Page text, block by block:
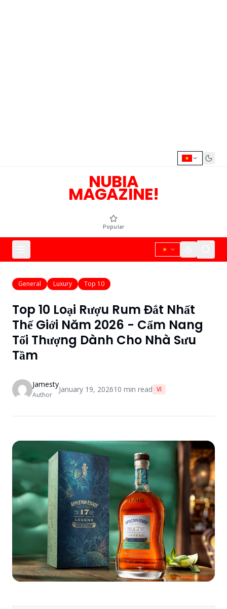
NUBIA
MAGAZINE!
Popular
General Luxury Top 10
Top 10 Loại Rượu Rum Đắt Nhất
Thế Giới Năm 2026 - Cẩm Nang
Tối Thượng Dành Cho Nhà Sưu
Tầm
Jamesty
Author
January 19, 202610 min read VI